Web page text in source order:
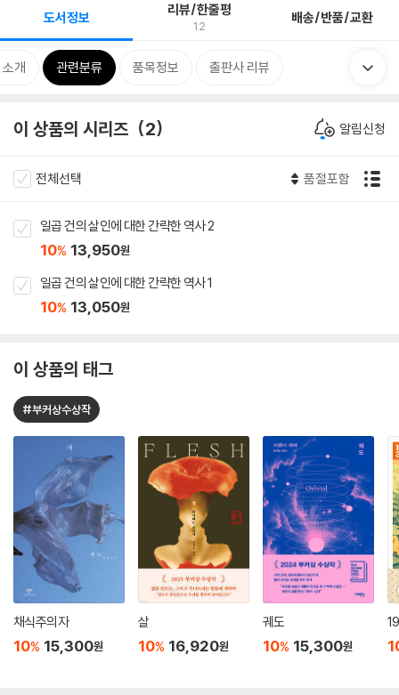
도서정보 리뷰/한줄평
12 배송/반품/교환
개 관련분류 품목정보 출판사 리뷰
이 상품의 시리즈 2 알림신청
전체선택 품절포함
일곱 건의 살인에 대한 간략한 역사 2
10% 13,950원
일곱 건의 살인에 대한 간략한 역사 1
10% 13,050원
이 상품의 태그
#부커상수상작
채식주의자
10% 15,300원
살
10% 16,920원
궤도
10% 15,300원